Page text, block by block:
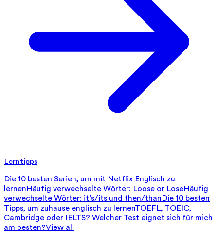
Lerntipps
Die 10 besten Serien, um mit Netflix Englisch zu
lernenHäufig verwechselte Wörter: Loose or LoseHäufig
verwechselte Wörter: it’s/its und then/thanDie 10 besten
Tipps, um zuhause englisch zu lernenTOEFL, TOEIC,
Cambridge oder IELTS? Welcher Test eignet sich für mich
am besten?View all